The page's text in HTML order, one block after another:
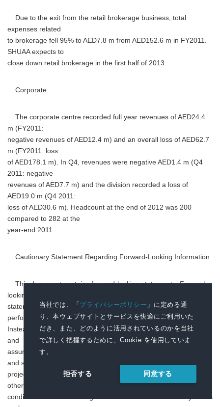
当社では、「プライバシーポリシー 」に定める通
り、本ウェブサイトとサービスを快適にご利用いた
だき、また、どのように活用されているのかを当社
で詳しく把握するために、Cookie を使用していま
す。
拒否する 同意する
Due to the exit from the retail brokerage business, total
expenses related
to brokerage fell 95% to AED7.8 m from AED152.6 m in FY2011.
SHUAA expects to
close down retail brokerage in the first half of 2013.
Corporate
The corporate centre recorded full year revenues of AED24.4
m (FY2011:
negative revenues of AED12.4 m) and an overall loss of AED62.7
m (FY2011: loss
of AED178.1 m). In Q4, revenues were negative AED1.4 m (Q4
2011: negative
revenues of AED7.7 m) and the division recorded a loss of
AED19.0 m (Q4 2011:
loss of AED30.6 m). Headcount at the end of 2012 was 200
compared to 282 at the
year-end 2011.
Cautionary Statement Regarding Forward-Looking Information
This document contains forward-looking statements. Forward-
looking
statements are neither historical facts nor assurances of future
performance.
Instead, they are based only on our current beliefs, expectations
and
assumptions regarding the future of our business, future plans
and strategies,
projections, anticipated events and trends, the economy and
other future
conditions. Forward-looking statements can be identified by words